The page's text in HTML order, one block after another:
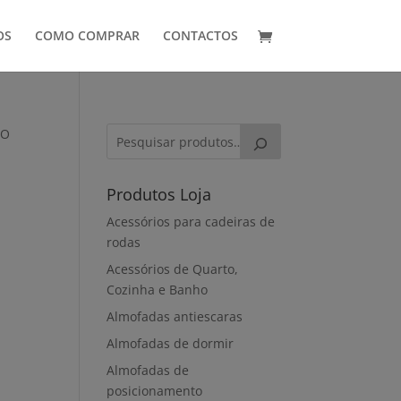
COMO COMPRAR CONTACTOS
Produtos Loja
Acessórios para cadeiras de
rodas
Acessórios de Quarto,
Cozinha e Banho
Almofadas antiescaras
Almofadas de dormir
Almofadas de
posicionamento